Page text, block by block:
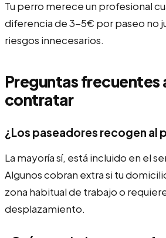
Tu perro merece un profesional
diferencia de 3-5€ por paseo no
riesgos innecesarios.
Preguntas frecuentes
contratar
¿Los paseadores recogen al
La mayoría sí, está incluido en el
Algunos cobran extra si tu
zona habitual de trabajo o
desplazamiento.